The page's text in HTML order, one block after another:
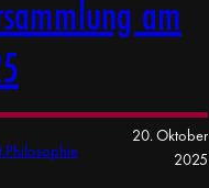
am
Philosophie
20. Oktober
2025